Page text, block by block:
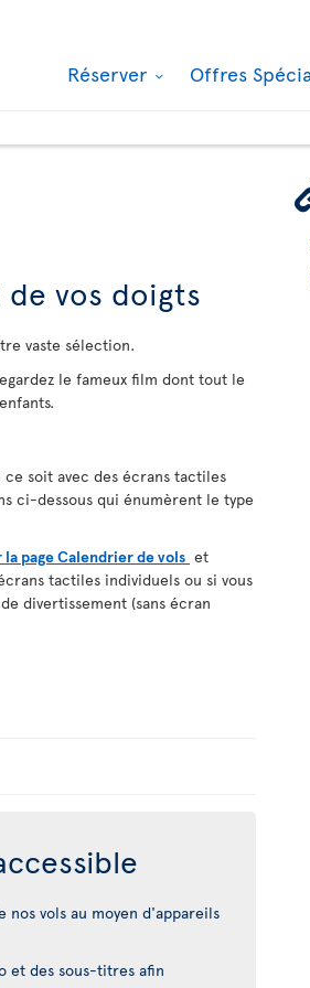
Réserver Offres
vos doigts
vaste sélection.
le fameux film dont tout le
soit avec des écrans tactiles
ci-dessous qui énumèrent le type
page Calendrier de vols et
tactiles individuels ou si vous
divertissement (sans écran
nos vols au moyen d'appareils
et des sous-titres afin